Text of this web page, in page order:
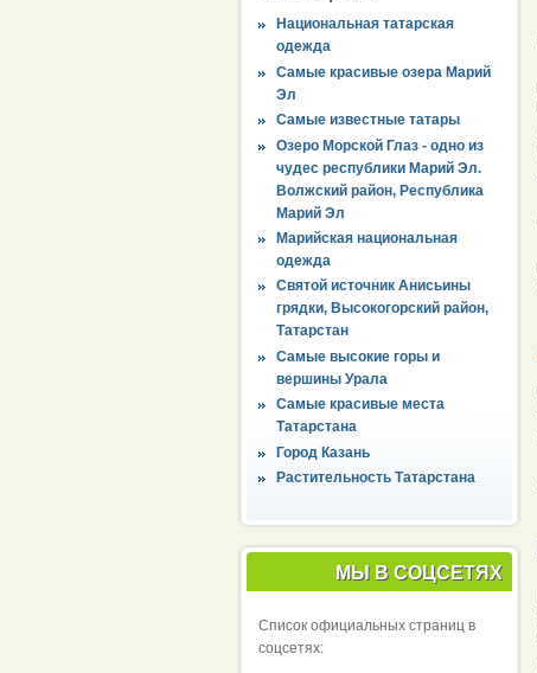
Национальная татарская
одежда
Самые красивые озера Марий
Эл
Самые известные татары
Озеро Морской Глаз - одно из
чудес республики Марий Эл.
Волжский район, Республика
Марий Эл
Марийская национальная
одежда
Святой источник Анисьины
грядки, Высокогорский район,
Татарстан
Самые высокие горы и
вершины Урала
Самые красивые места
Татарстана
Город Казань
Растительность Татарстана
МЫ В СОЦСЕТЯХ
Список официальных страниц в
соцсетях: